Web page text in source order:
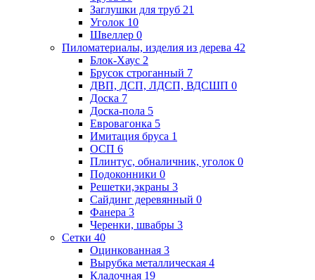
Заглушки для труб 21
Уголок 10
Швеллер 0
Пиломатериалы, изделия из дерева 42
Блок-Хаус 2
Брусок строганный 7
ДВП, ДСП, ЛДСП, ВДСШП 0
Доска 7
Доска-пола 5
Евровагонка 5
Имитация бруса 1
ОСП 6
Плинтус, обналичник, уголок 0
Подоконники 0
Решетки,экраны 3
Сайдинг деревянный 0
Фанера 3
Черенки, швабры 3
Сетки 40
Оцинкованная 3
Вырубка металлическая 4
Кладочная 19